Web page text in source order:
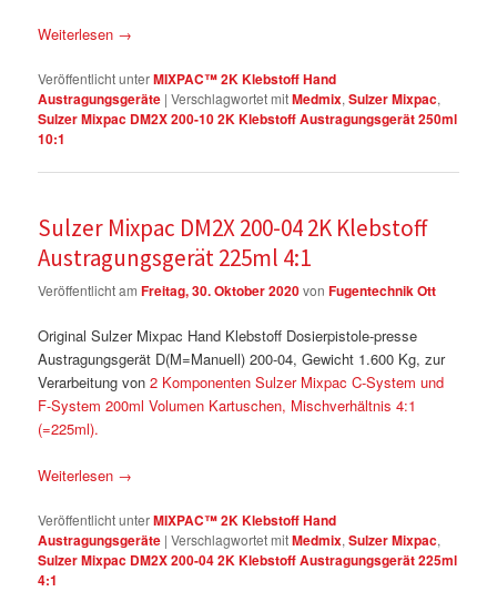
Weiterlesen →
Veröffentlicht unterMIXPAC™ 2K Klebstoff Hand
Austragungsgeräte |Verschlagwortet mitMedmix,Sulzer Mixpac,
Sulzer Mixpac DM2X 200-10 2K Klebstoff Austragungsgerät 250ml
10:1
Sulzer Mixpac DM2X 200-04 2K Klebstoff
Austragungsgerät 225ml 4:1
Veröffentlicht amFreitag, 30. Oktober 2020vonFugentechnik Ott
Original Sulzer Mixpac Hand Klebstoff Dosierpistole-presse
Austragungsgerät D(M=Manuell) 200-04, Gewicht 1.600 Kg, zur
Verarbeitung von2 Komponenten Sulzer Mixpac C-System und
F-System 200ml Volumen Kartuschen, Mischverhältnis 4:1
(=225ml).
Weiterlesen →
Veröffentlicht unterMIXPAC™ 2K Klebstoff Hand
Austragungsgeräte |Verschlagwortet mitMedmix,Sulzer Mixpac,
Sulzer Mixpac DM2X 200-04 2K Klebstoff Austragungsgerät 225ml
4:1